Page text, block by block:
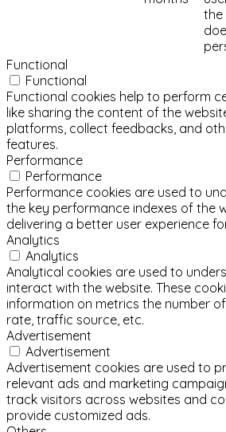
the
Functional
Functional
Functional cookies help to perform
like sharing the content of the
platforms, collect feedbacks, and
features.
Performance
Performance
Performance cookies are used to
the key performance indexes of the
delivering a better user experience
Analytics
Analytics
Analytical cookies are used to
interact with the website. These
information on metrics the number
rate, traffic source, etc.
Advertisement
Advertisement
Advertisement cookies are used to
relevant ads and marketing
track visitors across websites and
provide customized ads.